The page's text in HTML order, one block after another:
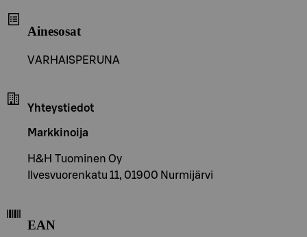
Ainesosat
VARHAISPERUNA
Yhteystiedot
Markkinoija
H&H Tuominen Oy
Ilvesvuorenkatu 11, 01900 Nurmijärvi
EAN